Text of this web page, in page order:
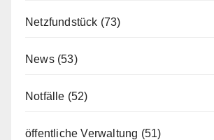
Netzfundstück (73)
News(53)
Notfälle (52)
öffentliche Verwaltung (51)